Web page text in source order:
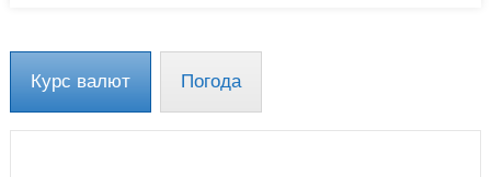
Курс валют Погода